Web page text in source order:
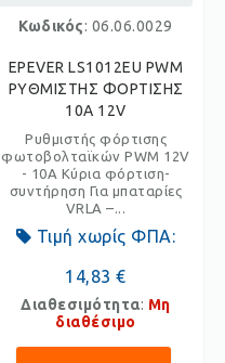
Κωδικός: 06.06.0029
EPEVER LS1012EU PWM
ΡΥΘΜΙΣΤΗΣ ΦΟΡΤΙΣΗΣ
10Α 12V
Ρυθμιστής φόρτισης
φωτοβολταϊκών PWM 12V
- 10A Κύρια φόρτιση-
συντήρηση Για μπαταρίες
VRLA –...
Τιμή χωρίς ΦΠΑ:
14,83 €
Διαθεσιμότητα: Μη
διαθέσιμο